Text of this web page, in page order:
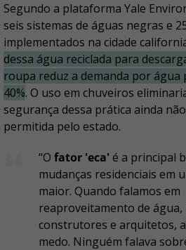
Segundo a plataforma Yale
seis sistemas de águas negras e
implementados na cidade
dessa água reciclada para
roupa reduz a demanda por água
40%. O uso em chuveiros
segurança dessa prática ainda
permitida pelo estado.
“O fator 'eca' é a principal
mudanças residenciais em
maior. Quando falamos em
reaproveitamento de
construtores e arquitetos,
medo. Ninguém falava